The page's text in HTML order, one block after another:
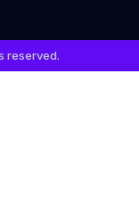
reserved.